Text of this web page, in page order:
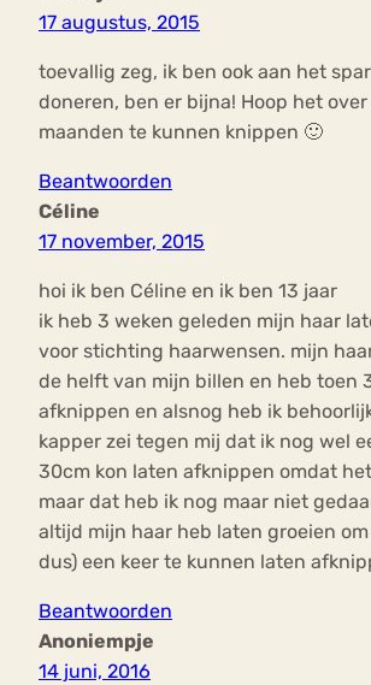
17 augustus, 2015
toevallig zeg, ik ben ook aan het
doneren, ben er bijna! Hoop het
maanden te kunnen knippen 🙂
Beantwoorden
Céline
17 november, 2015
hoi ik ben Céline en ik ben 13 jaar
ik heb 3 weken geleden mijn haar
voor stichting haarwensen. mijn
de helft van mijn billen en heb toen
afknippen en alsnog heb ik
kapper zei tegen mij dat ik nog wel
30cm kon laten afknippen omdat
maar dat heb ik nog maar niet
altijd mijn haar heb laten groeien
dus) een keer te kunnen laten
Beantwoorden
Anoniempje
14 juni, 2016